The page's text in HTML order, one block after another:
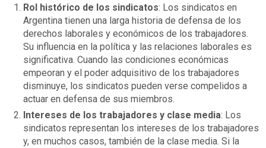
Rol histórico de los sindicatos: Los sindicatos en
Argentina tienen una larga historia de defensa de los
derechos laborales y económicos de los trabajadores.
Su influencia en la política y las relaciones laborales es
significativa. Cuando las condiciones económicas
empeoran y el poder adquisitivo de los trabajadores
disminuye, los sindicatos pueden verse compelidos a
actuar en defensa de sus miembros.
Intereses de los trabajadores y clase media: Los
sindicatos representan los intereses de los trabajadores
y, en muchos casos, también de la clase media. Si la